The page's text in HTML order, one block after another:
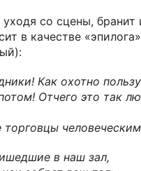
уходя со сцены,
в качестве
Как охотно
Отчего это так
торговцы
в наш зал,